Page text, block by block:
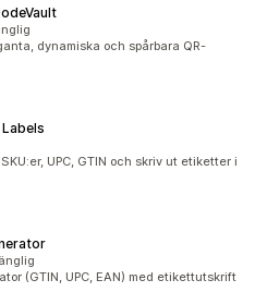
dynamiska och spårbara QR-
UPC, GTIN och skriv ut etiketter i
(GTIN, UPC, EAN) med etikettutskrift